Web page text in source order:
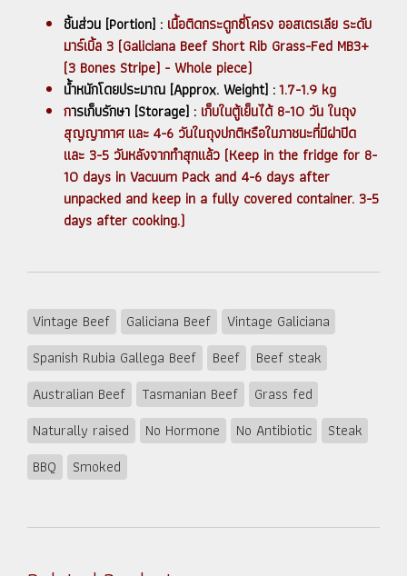
ชิ้นส่วน [Portion] : เนื้อติดกระดูกซี่โครง ออสเตรเลีย ระดับ
มาร์เบิ้ล 3 (Galiciana Beef Short Rib Grass-Fed MB3+
(3 Bones Stripe) - Whole piece)
น้ำหนักโดยประมาณ [Approx. Weight] :1.7-1.9 kg
การเก็บรักษา [Storage] : เก็บในตู้เย็นได้ 8-10 วัน ในถุง
สุญญากาศ และ 4-6 วันในถุงปกติหรือในภาชนะที่มีฝาปิด
และ 3-5 วันหลังจากทำสุกแล้ว (Keep in the fridge for 8-
10 days in Vacuum Pack and 4-6 days after
unpacked and keep in a fully covered container. 3-5
days after cooking.)
Vintage Beef Galiciana Beef
Vintage Galiciana
Spanish Rubia Gallega Beef
Beef
Beef steak
Australian Beef
Tasmanian Beef
Grass fed
Naturally raised
No Hormone No Antibiotic
Steak
BBQ
Smoked